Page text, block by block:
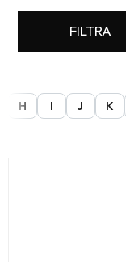
FILTRA
H I J K